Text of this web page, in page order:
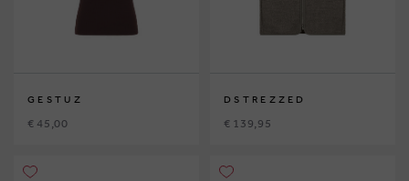
GESTUZ
€ 45,00
DSTREZZED
€ 139,95